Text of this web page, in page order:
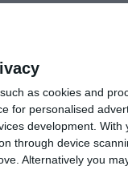
as cookies and
for personalised
development. With
through device
Alternatively you
tensionate de
guvernamentale
ajungând pe locul
respectiv